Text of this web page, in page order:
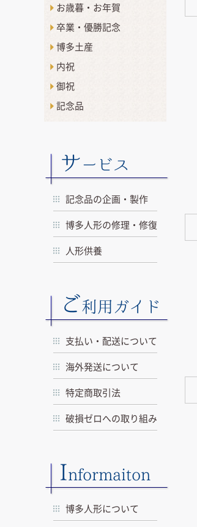
お歳暮・お年賀
卒業・優勝記念
博多土産
内祝
御祝
記念品
サービス
記念品の企画・製作
博多人形の修理・修復
人形供養
ご利用ガイド
支払い・配送について
海外発送について
特定商取引法
破損ゼロへの取り組み
Informaiton
博多人形について